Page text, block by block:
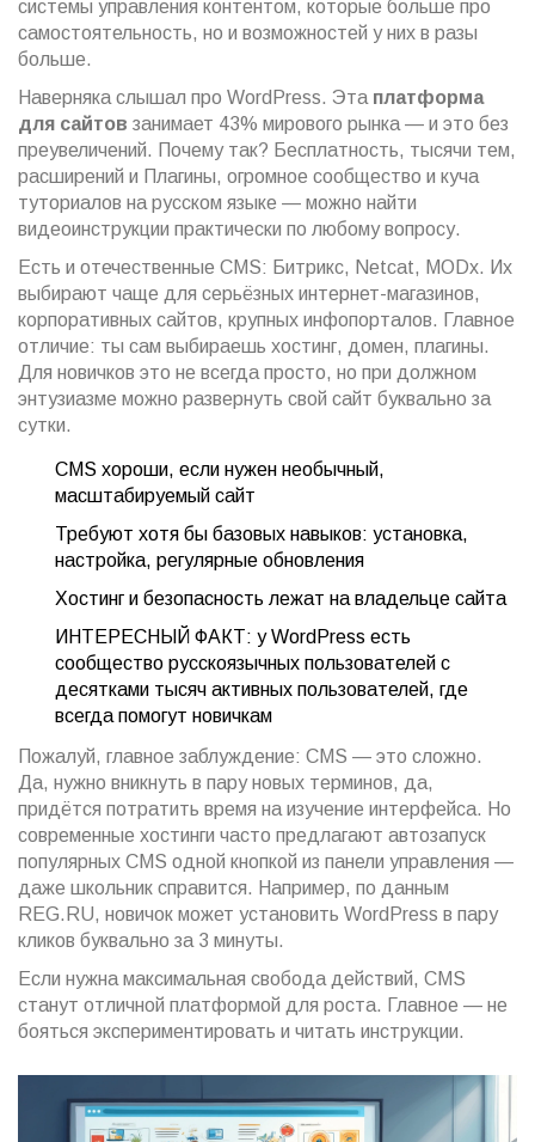
системы управления контентом, которые больше про
самостоятельность, но и возможностей у них в разы
больше.
Наверняка слышал про WordPress. Эта платформа
для сайтов занимает 43% мирового рынка — и это без
преувеличений. Почему так? Бесплатность, тысячи тем,
расширений и Плагины, огромное сообщество и куча
туториалов на русском языке — можно найти
видеоинструкции практически по любому вопросу.
Есть и отечественные CMS: Битрикс, Netcat, MODx. Их
выбирают чаще для серьёзных интернет-магазинов,
корпоративных сайтов, крупных инфопорталов. Главное
отличие: ты сам выбираешь хостинг, домен, плагины.
Для новичков это не всегда просто, но при должном
энтузиазме можно развернуть свой сайт буквально за
сутки.
CMS хороши, если нужен необычный,
масштабируемый сайт
Требуют хотя бы базовых навыков: установка,
настройка, регулярные обновления
Хостинг и безопасность лежат на владельце сайта
ИНТЕРЕСНЫЙ ФАКТ: у WordPress есть
сообщество русскоязычных пользователей с
десятками тысяч активных пользователей, где
всегда помогут новичкам
Пожалуй, главное заблуждение: CMS — это сложно.
Да, нужно вникнуть в пару новых терминов, да,
придётся потратить время на изучение интерфейса. Но
современные хостинги часто предлагают автозапуск
популярных CMS одной кнопкой из панели управления —
даже школьник справится. Например, по данным
REG.RU, новичок может установить WordPress в пару
кликов буквально за 3 минуты.
Если нужна максимальная свобода действий, CMS
станут отличной платформой для роста. Главное — не
бояться экспериментировать и читать инструкции.